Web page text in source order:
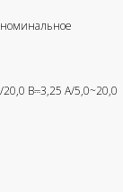
В⎓3,25 А/5,0~20,0